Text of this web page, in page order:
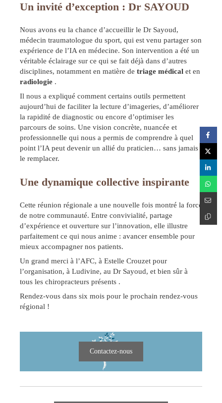
Un invité d’exception : Dr SAYOUD
Nous avons eu la chance d’accueillir le Dr Sayoud,
médecin traumatologue du sport, qui est venu partager son
expérience de l’IA en médecine. Son intervention a été un
véritable éclairage sur ce qui se fait déjà dans d’autres
disciplines, notamment en matière de triage médical et en
radiologie .
Il nous a expliqué comment certains outils permettent
aujourd’hui de faciliter la lecture d’imageries, d’améliorer
la rapidité de diagnostic ou encore d’optimiser les
parcours de soins. Une vision concrète, nuancée et
professionnelle qui nous a permis de comprendre à quel
point l’IA peut devenir un allié du praticien… sans jamais
le remplacer.
Une dynamique collective inspirante
Cette réunion régionale a une nouvelle fois montré la force
de notre communauté. Entre convivialité, partage
d’expérience et ouverture sur l’innovation, elle illustre
parfaitement ce qui nous anime : avancer ensemble pour
mieux accompagner nos patients.
Un grand merci à l’AFC, à Estelle Crouzet pour
l’organisation, à Ludivine, au Dr Sayoud, et bien sûr à
tous les chiropracteurs présents .
Rendez-vous dans six mois pour le prochain rendez-vous
régional !
Contactez-nous